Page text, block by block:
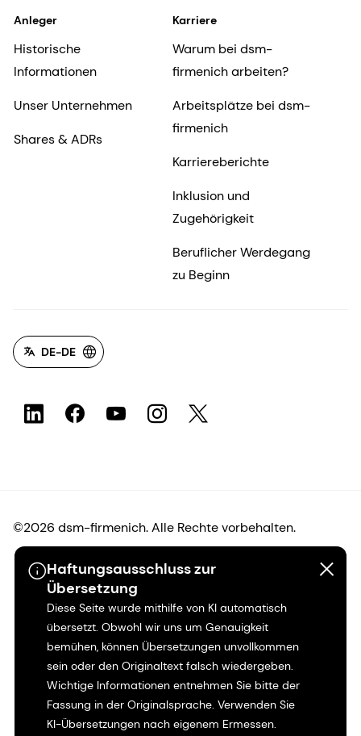
Haftungsausschluss zur
Übersetzung
Diese Seite wurde mithilfe von KI automatisch
übersetzt. Obwohl wir uns um Genauigkeit
bemühen, können Übersetzungen unvollkommen
sein oder den Originaltext falsch wiedergeben.
Wichtige Informationen entnehmen Sie bitte der
Fassung in der Originalsprache. Verwenden Sie
KI-Übersetzungen nach eigenem Ermessen.
Anleger
Historische
Informationen
Unser Unternehmen
Shares & ADRs
Karriere
Warum bei dsm-
firmenich arbeiten?
Arbeitsplätze bei dsm-
firmenich
Karriereberichte
Inklusion und
Zugehörigkeit
Beruflicher Werdegang
zu Beginn
DE-DE
©2026 dsm-firmenich. Alle Rechte vorbehalten.
Hinweis zum Datenschutz
Bedingungen für die Nutzung
Bedingungen und Konditionen
Kalifornien-Transparenz